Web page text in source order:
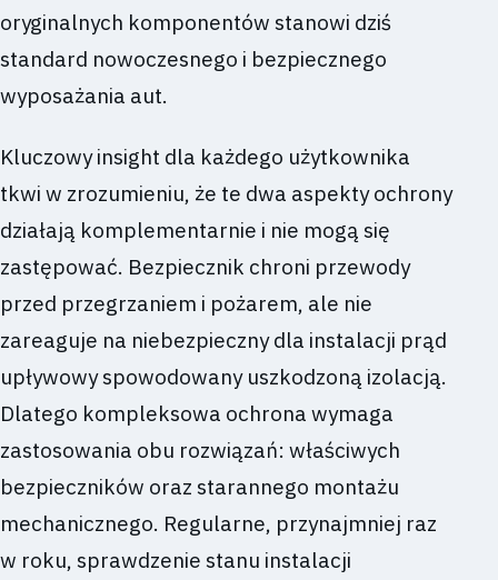
oryginalnych komponentów stanowi dziś
standard nowoczesnego i bezpiecznego
wyposażania aut.
Kluczowy insight dla każdego użytkownika
tkwi w zrozumieniu, że te dwa aspekty ochrony
działają komplementarnie i nie mogą się
zastępować. Bezpiecznik chroni przewody
przed przegrzaniem i pożarem, ale nie
zareaguje na niebezpieczny dla instalacji prąd
upływowy spowodowany uszkodzoną izolacją.
Dlatego kompleksowa ochrona wymaga
zastosowania obu rozwiązań: właściwych
bezpieczników oraz starannego montażu
mechanicznego. Regularne, przynajmniej raz
w roku, sprawdzenie stanu instalacji